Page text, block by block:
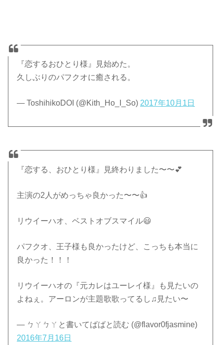
『恋するおひとり様』見始めた。
久しぶりのパフクオに癒される。
— ToshihikoDOI (@Kith_Ho_I_So)2017年10月1日
『恋する、おひとり様』見終わりました〜〜💕
主演の2人がめっちゃ良かった〜〜👍
リウイーハオ、ベストオブスマイル😃
パフクオ、王子様も良かったけど、こっちも本当に
良かった！！！
リウイーハオの『元カレはユーレイ様』も見たいの
よねぇ。アーロンが主題歌歌ってるし♫見たい〜
— ㄅㄚㄅㄚと書いてばばと読む (@flavor0fjasmine)
2016年7月16日